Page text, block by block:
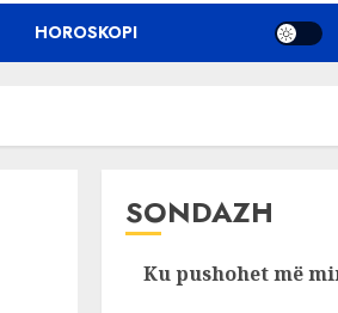
HOROSKOPI
SONDAZH
Ku pushohet më